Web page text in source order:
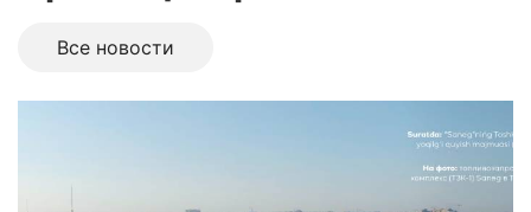
Все новоcти